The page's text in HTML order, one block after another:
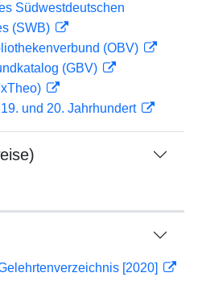
Südwestdeutschen
(SWB)
(OBV)
(GBV)
und 20. Jahrhundert
[2020]